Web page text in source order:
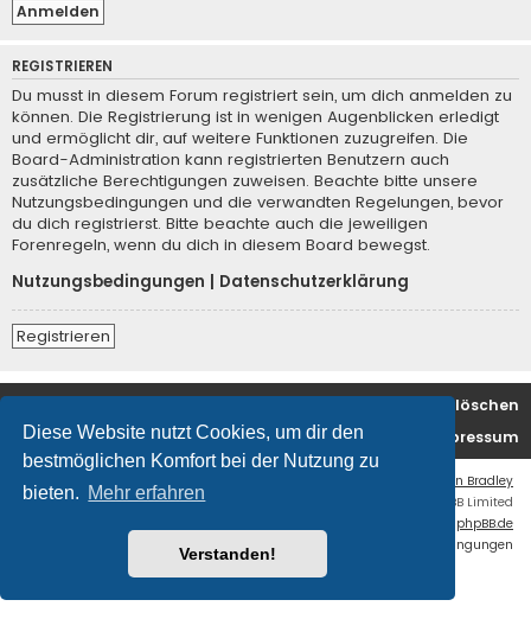
Diese Website nutzt Cookies, um dir den
bestmöglichen Komfort bei der Nutzung zu
bieten. Mehr erfahren
Verstanden!
REGISTRIEREN
Du musst in diesem Forum registriert sein, um dich anmelden zu
können. Die Registrierung ist in wenigen Augenblicken erledigt
und ermöglicht dir, auf weitere Funktionen zuzugreifen. Die
Board-Administration kann registrierten Benutzern auch
zusätzliche Berechtigungen zuweisen. Beachte bitte unsere
Nutzungsbedingungen und die verwandten Regelungen, bevor
du dich registrierst. Bitte beachte auch die jeweiligen
Forenregeln, wenn du dich in diesem Board bewegst.
Nutzungsbedingungen
Datenschutzerklärung
Registrieren
Alle Cookies löschen
Kontakt/Impressum
Ian Bradley
Powered by
® Forum Software © phpBB Limited
phpBB.de
Nutzungsbedingungen